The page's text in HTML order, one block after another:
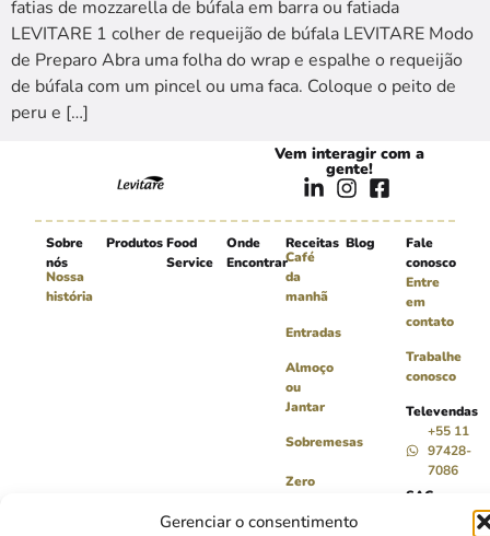
Gerenciar o consentimento
fatias de mozzarella de búfala em barra ou fatiada
LEVITARE 1 colher de requeijão de búfala LEVITARE Modo
de Preparo Abra uma folha do wrap e espalhe o requeijão
de búfala com um pincel ou uma faca. Coloque o peito de
peru e […]
Vem interagir com a
gente!
Sobre
nós
Nossa
história
ProdutosFood
Service
Onde
Encontrar
Receitas
Café
da
manhã
Entradas
Almoço
ou
Jantar
Sobremesas
Zero
Blog
Fale
conosco
Entre
em
contato
Trabalhe
conosco
Televendas
+55 11
97428-
7086
SAC